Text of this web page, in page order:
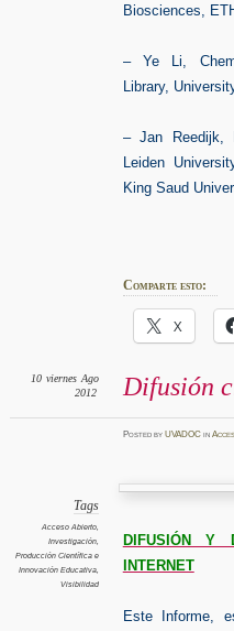
Biosciences,
– Ye Li,
Library,
– Jan Reedijk,
Leiden
King Saud
Comparte esto:
X
Difusión
10 viernes Ago
2012
PostedbyUVADOC in
Tags
Acceso Abierto,
Investigación,
Producción Científica e
Innovación Educativa,
Visibilidad
DIFUSIÓN Y
INTERNET
Este Informe,